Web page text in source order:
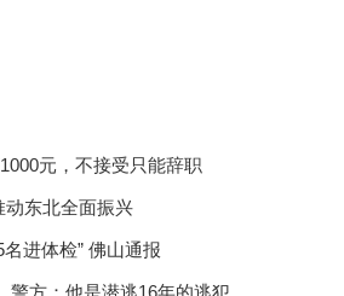
元，不接受只能辞职
动东北全面振兴
进体检” 佛山通报
警方：他是潜逃16年的逃犯